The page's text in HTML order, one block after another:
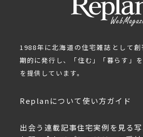
1988年に北海道の住宅雑誌として
期的に発行し、「住む」「暮らす」
を提供しています。
Replanについて使い方ガイド
出会う 連載記事住宅実例を見る